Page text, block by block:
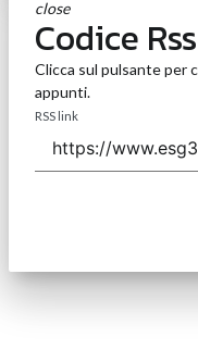
close
Codice Rss
Clicca sul pulsante per
appunti.
RSS link